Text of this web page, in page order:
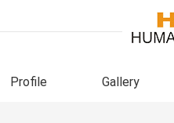
Profile Gallery